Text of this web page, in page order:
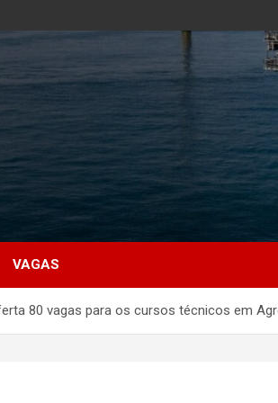
VAGAS
80 vagas para os cursos técnicos em